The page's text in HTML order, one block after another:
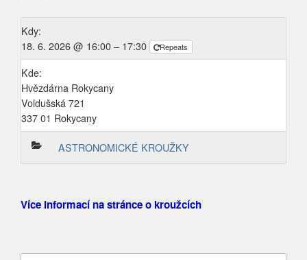
Kdy:
18. 6. 2026 @ 16:00 – 17:30
Repeats
Kde:
Hvězdárna Rokycany
Voldušská 721
337 01 Rokycany
ASTRONOMICKÉ KROUŽKY
Více informací na stránce o kroužcích